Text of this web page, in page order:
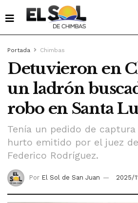
Portada Chimbas
Detuvieron en
un ladrón
robo en Santa
Tenía un pedido de
hurto emitido por el juez
Federico Rodríguez.
Por El Sol de San Juan 2025/